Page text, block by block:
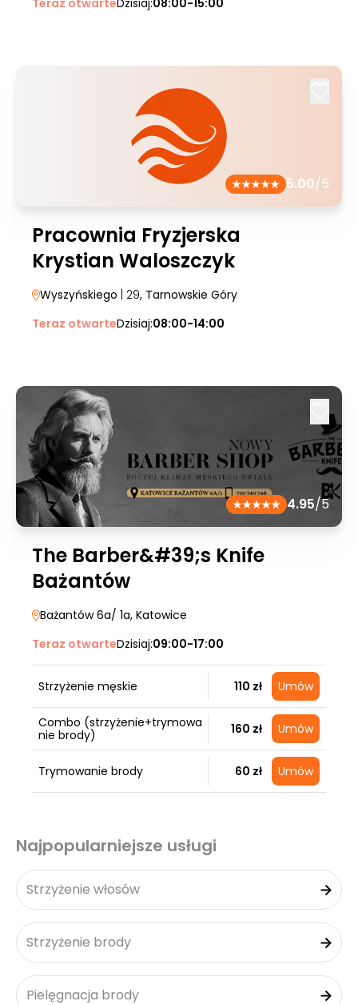
Teraz otwarteDzisiaj:08:00-15:00
5.00/5
Pracownia Fryzjerska
Krystian Waloszczyk
Wyszyńskiego | 29, Tarnowskie Góry
Teraz otwarteDzisiaj:08:00-14:00
4.95/5
The Barber&#39;s Knife
Bażantów
Bażantów 6a/ 1a, Katowice
Teraz otwarteDzisiaj:09:00-17:00
Strzyżenie męskie 110 zł Umów
Combo (strzyżenie+trymowa
nie brody)
160 zł Umów
Trymowanie brody 60 zł Umów
Najpopularniejsze usługi
Strzyżenie włosów
Strzyżenie brody
Pielęgnacja brody